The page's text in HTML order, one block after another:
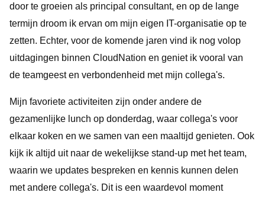
door te groeien als principal consultant, en op de lange
termijn droom ik ervan om mijn eigen IT-organisatie op te
zetten. Echter, voor de komende jaren vind ik nog volop
uitdagingen binnen CloudNation en geniet ik vooral van
de teamgeest en verbondenheid met mijn collega's.
Mijn favoriete activiteiten zijn onder andere de
gezamenlijke lunch op donderdag, waar collega's voor
elkaar koken en we samen van een maaltijd genieten. Ook
kijk ik altijd uit naar de wekelijkse stand-up met het team,
waarin we updates bespreken en kennis kunnen delen
met andere collega's. Dit is een waardevol moment